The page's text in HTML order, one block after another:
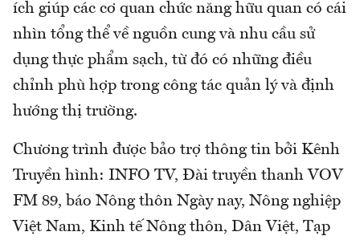
ích giúp các cơ quan chức năng hữu quan có cái
nhìn tổng thể về nguồn cung và nhu cầu sử
dụng thực phẩm sạch, từ đó có những điều
chỉnh phù hợp trong công tác quản lý và định
hướng thị trường.
Chương trình được bảo trợ thông tin bởi Kênh
Truyền hình: INFO TV, Đài truyền thanh VOV
FM 89, báo Nông thôn Ngày nay, Nông nghiệp
Việt Nam, Kinh tế Nông thôn, Dân Việt, Tạp